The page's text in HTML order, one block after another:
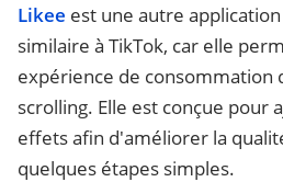
Likee est une autre
similaire à TikTok, car elle
expérience de consommation
scrolling. Elle est conçue pour
effets afin d'améliorer la
quelques étapes simples.